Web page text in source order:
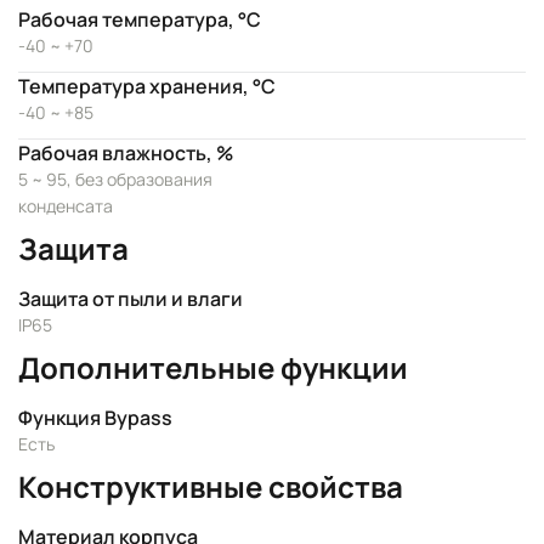
Рабочая температура, °C
-40 ~ +70
Температура хранения, °C
-40 ~ +85
Рабочая влажность, %
5 ~ 95, без образования
конденсата
Защита
Защита от пыли и влаги
IP65
Дополнительные функции
Функция Bypass
Есть
Конструктивные свойства
Материал корпуса